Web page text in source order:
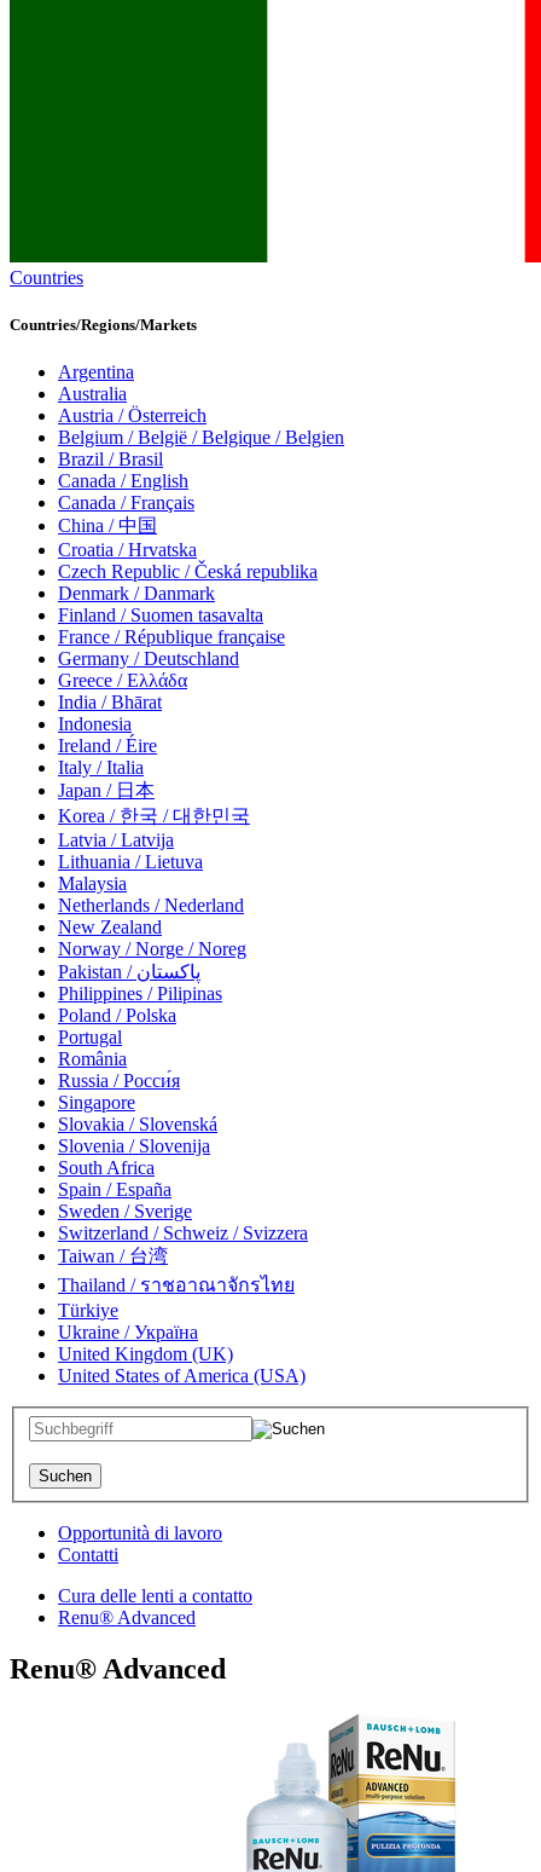
Countries
Countries/Regions/Markets
Argentina
Australia
Austria / Österreich
Belgium / België / Belgique / Belgien
Brazil / Brasil
Canada / English
Canada / Français
China / 中国
Croatia / Hrvatska
Czech Republic / Česká republika
Denmark / Danmark
Finland / Suomen tasavalta
France / République française
Germany / Deutschland
Greece / Ελλάδα
India / Bhārat
Indonesia
Ireland / Éire
Italy / Italia
Japan / 日本
Korea / 한국 / 대한민국
Latvia / Latvija
Lithuania / Lietuva
Malaysia
Netherlands / Nederland
New Zealand
Norway / Norge / Noreg
Pakistan / پاکستان
Philippines / Pilipinas
Poland / Polska
Portugal
România
Russia / Росси́я
Singapore
Slovakia / Slovenská
Slovenia / Slovenija
South Africa
Spain / España
Sweden / Sverige
Switzerland / Schweiz / Svizzera
Taiwan / 台湾
Thailand / ราชอาณาจักรไทย
Türkiye
Ukraine / Україна
United Kingdom (UK)
United States of America (USA)
Opportunità di lavoro
Contatti
Cura delle lenti a contatto
Renu® Advanced
Renu® Advanced